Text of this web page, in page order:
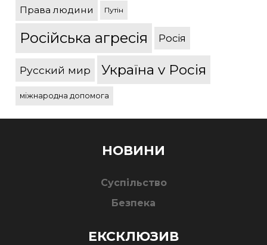
Права людини Путін
Російська агресія Росія
Русский мир Україна v Росія
міжнародна допомога
НОВИНИ
Суспільство
Безпека
ЕКСКЛЮЗИВ